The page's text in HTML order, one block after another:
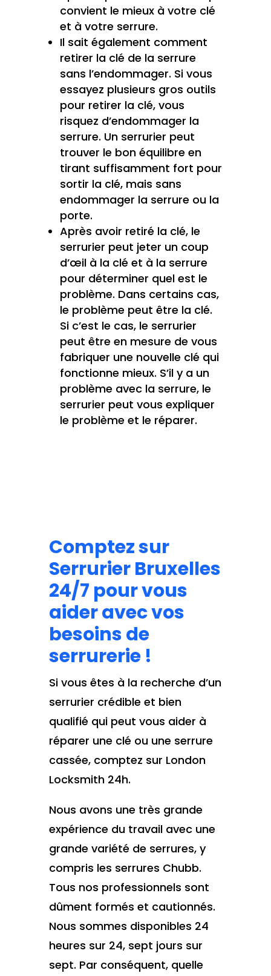
convient le mieux à votre clé
et à votre serrure.
Il sait également comment
retirer la clé de la serrure
sans l’endommager. Si vous
essayez plusieurs gros outils
pour retirer la clé, vous
risquez d’endommager la
serrure. Un serrurier peut
trouver le bon équilibre en
tirant suffisamment fort pour
sortir la clé, mais sans
endommager la serrure ou la
porte.
Après avoir retiré la clé, le
serrurier peut jeter un coup
d’œil à la clé et à la serrure
pour déterminer quel est le
problème. Dans certains cas,
le problème peut être la clé.
Si c’est le cas, le serrurier
peut être en mesure de vous
fabriquer une nouvelle clé qui
fonctionne mieux. S’il y a un
problème avec la serrure, le
serrurier peut vous expliquer
le problème et le réparer.
Comptez sur
Serrurier Bruxelles
24/7 pour vous
aider avec vos
besoins de
serrurerie !
Si vous êtes à la recherche d’un
serrurier crédible et bien
qualifié qui peut vous aider à
réparer une clé ou une serrure
cassée, comptez sur London
Locksmith 24h.
Nous avons une très grande
expérience du travail avec une
grande variété de serrures, y
compris les serrures Chubb.
Tous nos professionnels sont
dûment formés et cautionnés.
Nous sommes disponibles 24
heures sur 24, sept jours sur
sept. Par conséquent, quelle